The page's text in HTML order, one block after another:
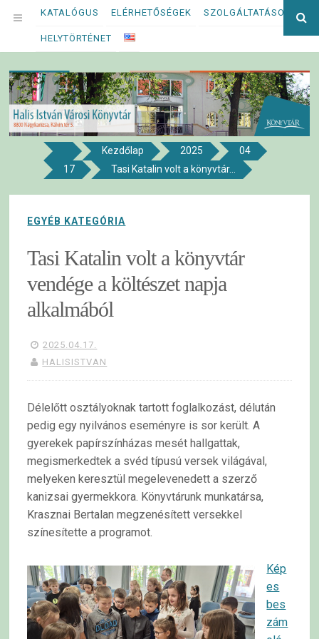
Megszakítás
OPEN
MENU
KATALÓGUS ELÉRHETŐSÉGEK SZOLGÁLTATÁSOK
HELYTÖRTÉNET
Halis István Városi Könyvtár
8800 NAGYKANIZSA, KÁLVIN TÉR 5.
Kezdőlap 2025
04
17
Tasi Katalin volt a könyvtár...
EGYÉB KATEGÓRIA
Tasi Katalin volt a könyvtár
vendége a költészet napja
alkalmából
2025.04.17.
HALISISTVAN
Délelőtt osztályoknak tartott foglalkozást, délután
pedig egy nyilvános eseményre is sor került.A
gyerekek papírszínházas mesét hallgattak,
megismerkedtek a svéd típusú versek világával,
melyeken keresztül megelevenedett a szerző
kanizsai gyermekkora. Könyvtárunk munkatársa,
Krasznai Bertalan megzenésített versekkel
színesítette a programot.
Kép
es
bes
zám